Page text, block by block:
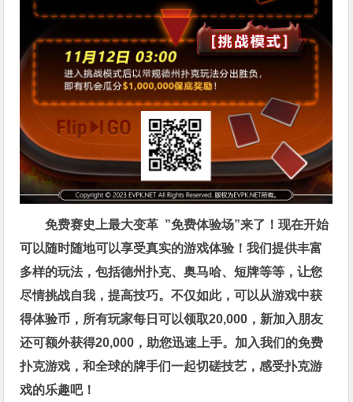
免费赛史上最大变革 ”免费体验场”来了！现在开始
可以随时随地可以享受真实的游戏体验！我们提供丰富
多样的玩法，包括德州扑克、奥马哈、短牌等等，让您
尽情挑战自我，提高技巧。不仅如此，可以从游戏中获
得体验币，所有玩家每日可以领取20,000，新加入朋友
还可额外获得20,000，助您迅速上手。 加入我们的免费
扑克游戏，和全球的牌手们一起切磋技艺，感受扑克游
戏的乐趣吧！